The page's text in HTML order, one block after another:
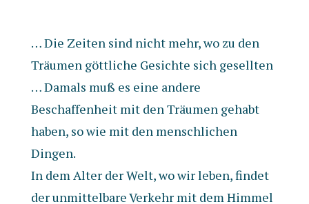
… Die Zeiten sind nicht mehr, wo zu den
Träumen göttliche Gesichte sich gesellten
… Damals muß es eine andere
Beschaffenheit mit den Träumen gehabt
haben, so wie mit den menschlichen
Dingen.
In dem Alter der Welt, wo wir leben, findet
der unmittelbare Verkehr mit dem Himmel